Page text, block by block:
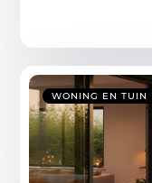
WONING EN TUIN